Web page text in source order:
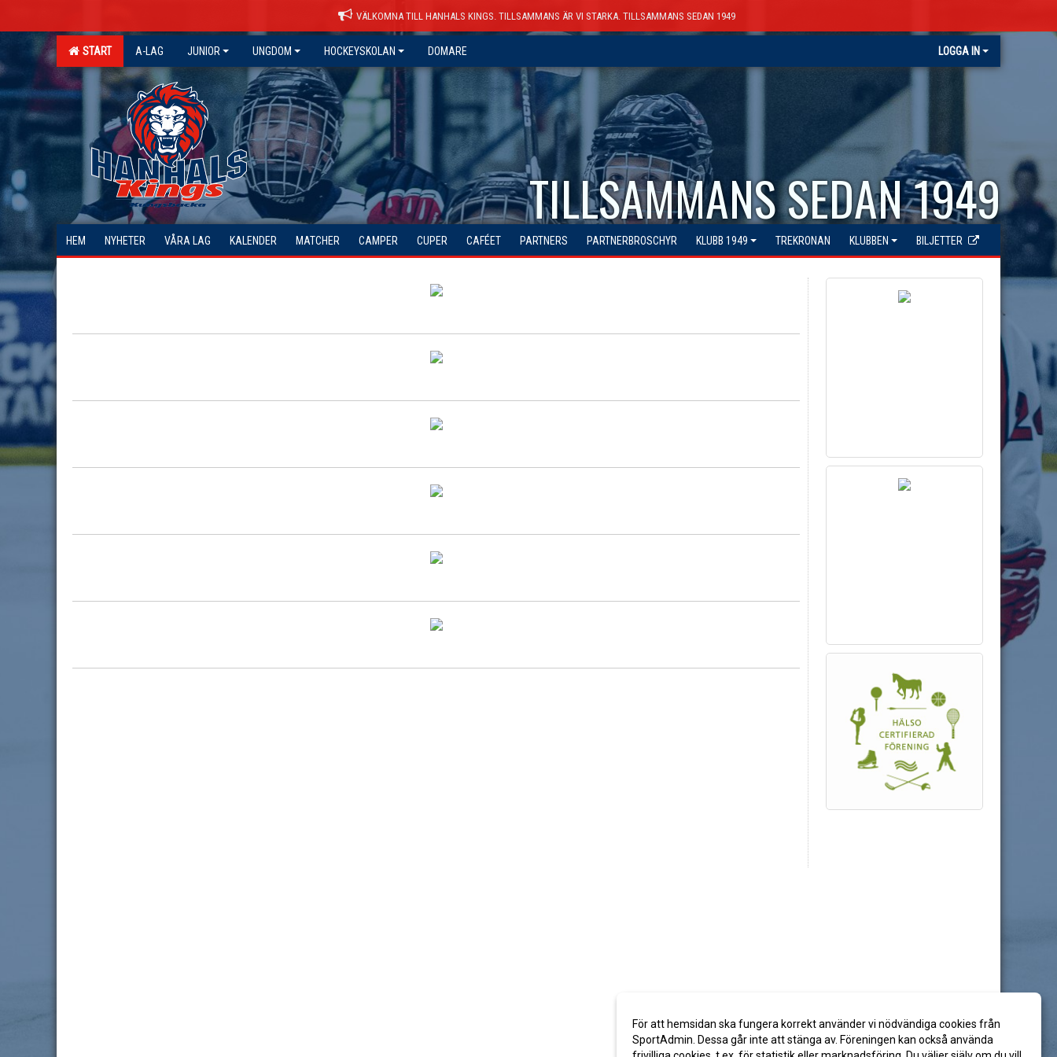
VÄLKOMNA TILL HANHALS KINGS. TILLSAMMANS ÄR VI STARKA. TILLSAMMANS SEDAN 1949
START A-LAG JUNIOR UNGDOM HOCKEYSKOLAN DOMARE LOGGA IN
TILLSAMMANS SEDAN 1949
HEM NYHETER VÅRA LAG KALENDER MATCHER CAMPER CUPER CAFÉET PARTNERS PARTNERBROSCHYR KLUBB 1949 TREKRONAN KLUBBEN BILJETTER
För att hemsidan ska fungera korrekt använder vi nödvändiga cookies från
SportAdmin. Dessa går inte att stänga av. Föreningen kan också använda